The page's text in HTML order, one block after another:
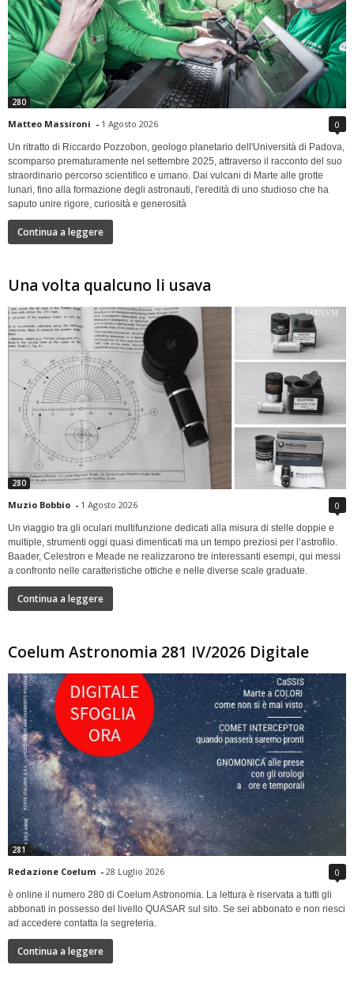
280
Matteo Massironi - 1 Agosto 2026 0
Un ritratto di Riccardo Pozzobon, geologo planetario dell'Università di Padova,
scomparso prematuramente nel settembre 2025, attraverso il racconto del suo
straordinario percorso scientifico e umano. Dai vulcani di Marte alle grotte
lunari, fino alla formazione degli astronauti, l'eredità di uno studioso che ha
saputo unire rigore, curiosità e generosità
Continua a leggere
Una volta qualcuno li usava
280
Muzio Bobbio - 1 Agosto 2026 0
Un viaggio tra gli oculari multifunzione dedicati alla misura di stelle doppie e
multiple, strumenti oggi quasi dimenticati ma un tempo preziosi per l’astrofilo.
Baader, Celestron e Meade ne realizzarono tre interessanti esempi, qui messi
a confronto nelle caratteristiche ottiche e nelle diverse scale graduate.
Continua a leggere
Coelum Astronomia 281 IV/2026 Digitale
281
Redazione Coelum - 28 Luglio 2026 0
è online il numero 280 di Coelum Astronomia. La lettura è riservata a tutti gli
abbonati in possesso del livello QUASAR sul sito. Se sei abbonato e non riesci
ad accedere contatta la segreteria.
Continua a leggere